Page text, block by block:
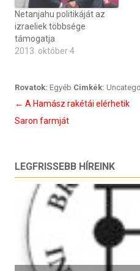
Netanjahu politikáját az
izraeliek többsége
támogatja
2013. október 4
Rovatok: Egyéb Cimkék:
Bejegyzés
navigáció
← A Hamász rakétái elérhetik
Saron farmját
LEGFRISSEBB HÍREINK